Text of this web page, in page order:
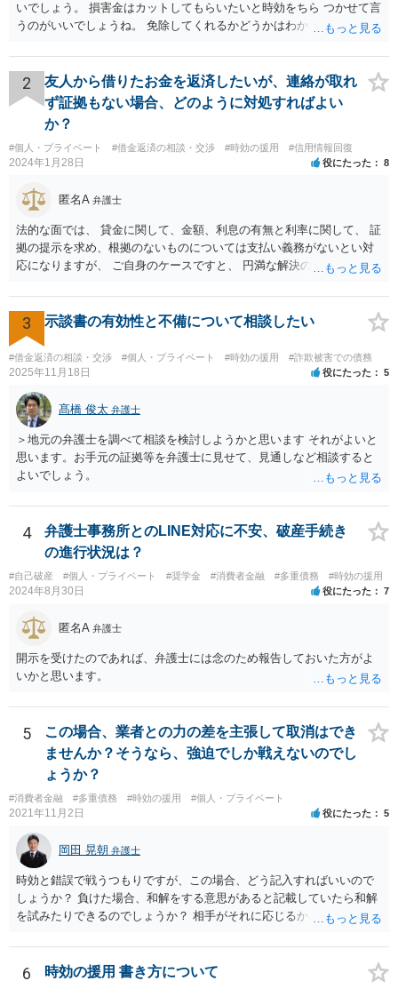
いでしょう。 損害金はカットしてもらいたいと時効をちら つかせて言
うのがいいでしょうね。 免除してくれるかどうかはわかりませんが。
2
友人から借りたお金を返済したいが、連絡が取れ
ず証拠もない場合、どのように対処すればよい
か？
#個人・プライベート #借金返済の相談・交渉 #時効の援用 #信用情報回復
2024年1月28日 役にたった 8
匿名A 弁護士
法的な面では、 貸金に関して、金額、利息の有無と利率に関して、 証
拠の提示を求め、根拠のないものについては支払い義務がないとい対
応になりますが、 ご自身のケースですと、 円満な解決のため、一定程
けではありません）。 何某かの主張をされた場合、あらためて弁護士
に相談されるという形でよいかと思います。
3 示談書の有効性と不備について相談したい
#借金返済の相談・交渉 #個人・プライベート #時効の援用 #詐欺被害での債務
2025年11月18日 役にたった 5
髙橋 俊太 弁護士
＞地元の弁護士を調べて相談を検討しようかと思います それがよいと
思います。お手元の証拠等を弁護士に見せて、見通しなど相談すると
よいでしょう。
4
弁護士事務所とのLINE対応に不安、破産手続き
の進行状況は？
#自己破産 #個人・プライベート #奨学金 #消費者金融 #多重債務 #時効の援用
2024年8月30日 役にたった 7
匿名A 弁護士
開示を受けたのであれば、弁護士には念のため報告しておいた方がよ
いかと思います。
5
この場合、業者との力の差を主張して取消はでき
ませんか？そうなら、強迫でしか戦えないのでし
ょうか？
#消費者金融 #多重債務 #時効の援用 #個人・プライベート
2021年11月2日 役にたった 5
岡田 晃朝 弁護士
時効と錯誤で戦うつもりですが、この場合、どう記入すればいいので
しょうか？ 負けた場合、和解をする意思があると記載していたら和解
を試みたりできるのでしょうか？ 相手がそれに応じるかという問題は
誤だけをあらそい、形成がまずくなってから和解の話も出来ますが、
そのタイミングなどご本人のみでの訴訟では測りにくいのではないで
6 時効の援用 書き方について